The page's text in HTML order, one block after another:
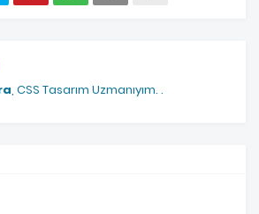
, CSS Tasarım Uzmanıyım. .